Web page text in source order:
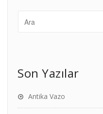
Son Yazılar
Antika Vazo